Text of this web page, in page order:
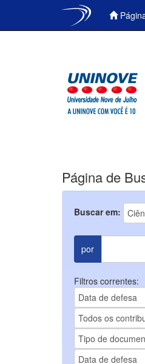
Página de
Buscar em:
por
Filtros correntes: